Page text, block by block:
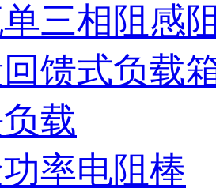
三相阻感
馈式负载
载
率电阻棒